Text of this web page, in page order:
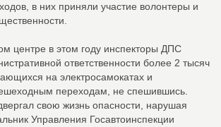
в них приняли участие волонтеры и
центре в этом году инспекторы ДПС
ответственности более 2 тысяч
на электросамокатах и
переходам, не спешившись.
свою жизнь опасности, нарушая
Управления Госавтоинспекции